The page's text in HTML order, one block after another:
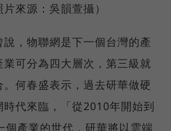
來源：吳韻萱攝）
，物聯網是下一個台灣的產
可分為四大層次，第三級就
何春盛表示，過去研華做硬
代來臨，「從2010年開始到
個產業的世代，研華將以雲端